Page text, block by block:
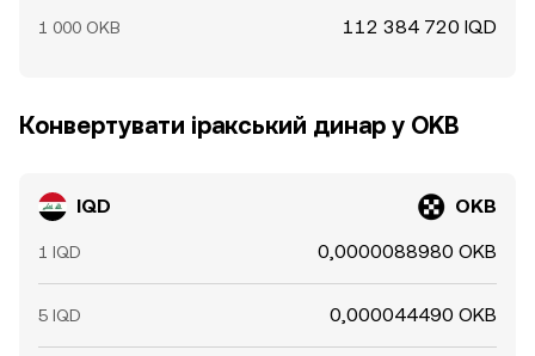
1 000 OKB 112 384 720 IQD
Конвертувати іракський динар у OKB
IQD OKB
1 IQD 0,0000088980 OKB
5 IQD 0,000044490 OKB